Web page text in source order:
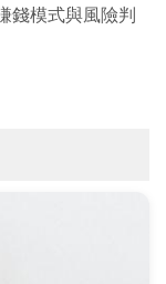
錢模式與風險判